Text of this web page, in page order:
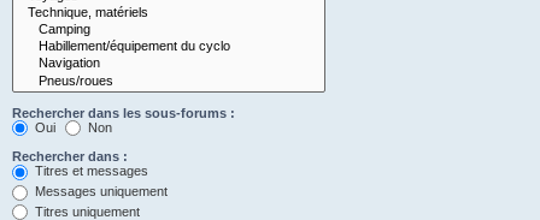
Rechercher dans les sous-forums :
Oui
Non
Rechercher dans :
Titres et messages
Messages uniquement
Titres uniquement